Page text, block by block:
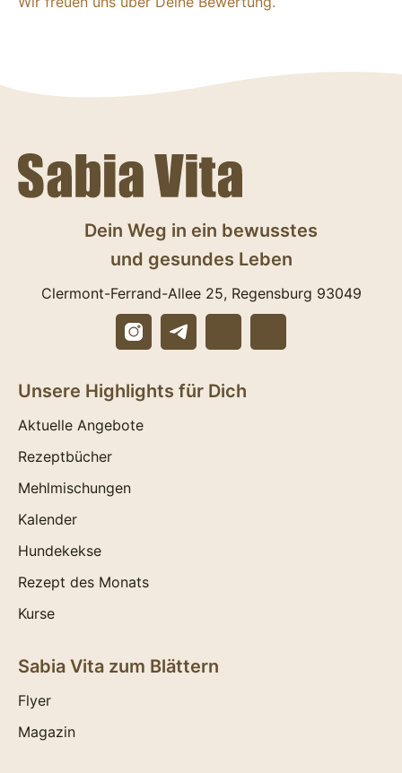
Dein Weg in ein bewusstes
und gesundes Leben
Clermont-Ferrand-Allee 25, Regensburg 93049
Unsere Highlights für Dich
Aktuelle Angebote
Rezeptbücher
Mehlmischungen
Kalender
Hundekekse
Rezept des Monats
Kurse
Sabia Vita zum Blättern
Flyer
Magazin